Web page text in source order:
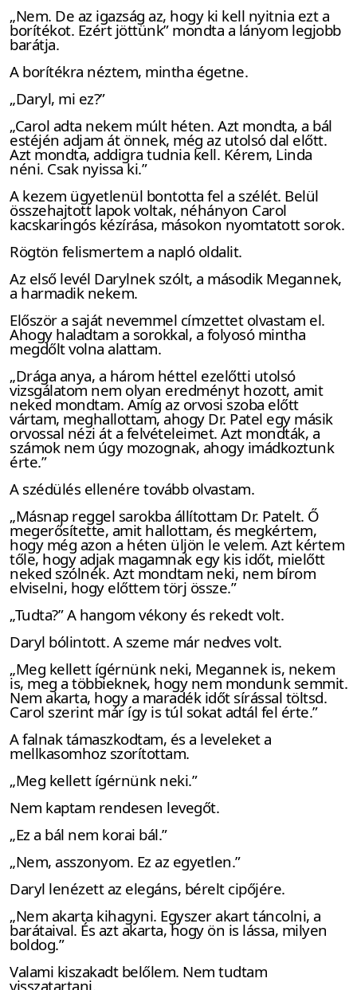
„Nem. De az igazság az, hogy ki kell nyitnia ezt a
borítékot. Ezért jöttünk” mondta a lányom legjobb
barátja.
A borítékra néztem, mintha égetne.
„Daryl, mi ez?”
„Carol adta nekem múlt héten. Azt mondta, a bál
estéjén adjam át önnek, még az utolsó dal előtt.
Azt mondta, addigra tudnia kell. Kérem, Linda
néni. Csak nyissa ki.”
A kezem ügyetlenül bontotta fel a szélét. Belül
összehajtott lapok voltak, néhányon Carol
kacskaringós kézírása, másokon nyomtatott sorok.
Rögtön felismertem a napló oldalit.
Az első levél Darylnek szólt, a második Megannek,
a harmadik nekem.
Először a saját nevemmel címzettet olvastam el.
Ahogy haladtam a sorokkal, a folyosó mintha
megdőlt volna alattam.
„Drága anya, a három héttel ezelőtti utolsó
vizsgálatom nem olyan eredményt hozott, amit
neked mondtam. Amíg az orvosi szoba előtt
vártam, meghallottam, ahogy Dr. Patel egy másik
orvossal nézi át a felvételeimet. Azt mondták, a
számok nem úgy mozognak, ahogy imádkoztunk
érte.”
A szédülés ellenére tovább olvastam.
„Másnap reggel sarokba állítottam Dr. Patelt. Ő
megerősítette, amit hallottam, és megkértem,
hogy még azon a héten üljön le velem. Azt kértem
tőle, hogy adjak magamnak egy kis időt, mielőtt
neked szólnék. Azt mondtam neki, nem bírom
elviselni, hogy előttem törj össze.”
„Tudta?” A hangom vékony és rekedt volt.
Daryl bólintott. A szeme már nedves volt.
„Meg kellett ígérnünk neki, Megannek is, nekem
is, meg a többieknek, hogy nem mondunk semmit.
Nem akarta, hogy a maradék időt sírással töltsd.
Carol szerint már így is túl sokat adtál fel érte.”
A falnak támaszkodtam, és a leveleket a
mellkasomhoz szorítottam.
„Meg kellett ígérnünk neki.”
Nem kaptam rendesen levegőt.
„Ez a bál nem korai bál.”
„Nem, asszonyom. Ez az egyetlen.”
Daryl lenézett az elegáns, bérelt cipőjére.
„Nem akarta kihagyni. Egyszer akart táncolni, a
barátaival. És azt akarta, hogy ön is lássa, milyen
boldog.”
Valami kiszakadt belőlem. Nem tudtam
visszatartani.